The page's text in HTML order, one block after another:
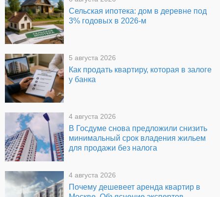
Сельская ипотека: дом в деревне под
3% годовых в 2026-м
5 августа 2026
Как продать квартиру, которая в залоге
у банка
4 августа 2026
В Госдуме снова предложили снизить
минимальный срок владения жильем
для продажи без налога
4 августа 2026
Почему дешевеет аренда квартир в